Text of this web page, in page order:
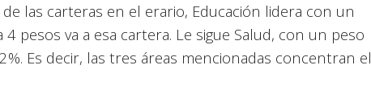
las carteras en el erario, Educación lidera con un
pesos va a esa cartera. Le sigue Salud, con un peso
Es decir, las tres áreas mencionadas concentran el